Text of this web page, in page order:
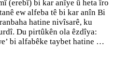
(erebî) bi kar anîye û heta îro
ew alfeba tê bi kar anîn Bi
hatine nivîsarê, ku
Du pirtûkên ola êzdîya:
bi alfabêke taybet hatine …